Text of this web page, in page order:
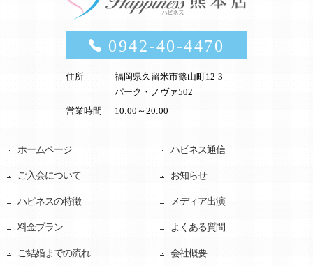
0942-40-4470
住所
福岡県久留米市篠山町12-3
パーク・ノヴァ502
営業時間
10:00～20:00
ホームページ
ご入会について
ハピネスの特徴
料金プラン
ご結婚までの流れ
ハピネス通信
お知らせ
メディア出演
よくある質問
会社概要